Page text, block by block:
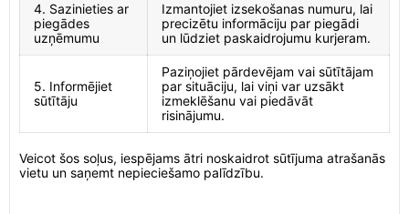
4. Sazinieties ar
piegādes
uzņēmumu
Izmantojiet izsekošanas numuru, lai
precizētu informāciju par piegādi
un lūdziet paskaidrojumu kurjeram.
5. Informējiet
sūtītāju
Paziņojiet pārdevējam vai sūtītājam
par situāciju, lai viņi var uzsākt
izmeklēšanu vai piedāvāt
risinājumu.
Veicot šos soļus, iespējams ātri noskaidrot sūtījuma atrašanās
vietu un saņemt nepieciešamo palīdzību.